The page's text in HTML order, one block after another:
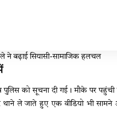
बढ़ाई सियासी-सामाजिक हलचल
पुलिस को सूचना दी गई। मौके पर
ले जाते हुए एक वीडियो भी